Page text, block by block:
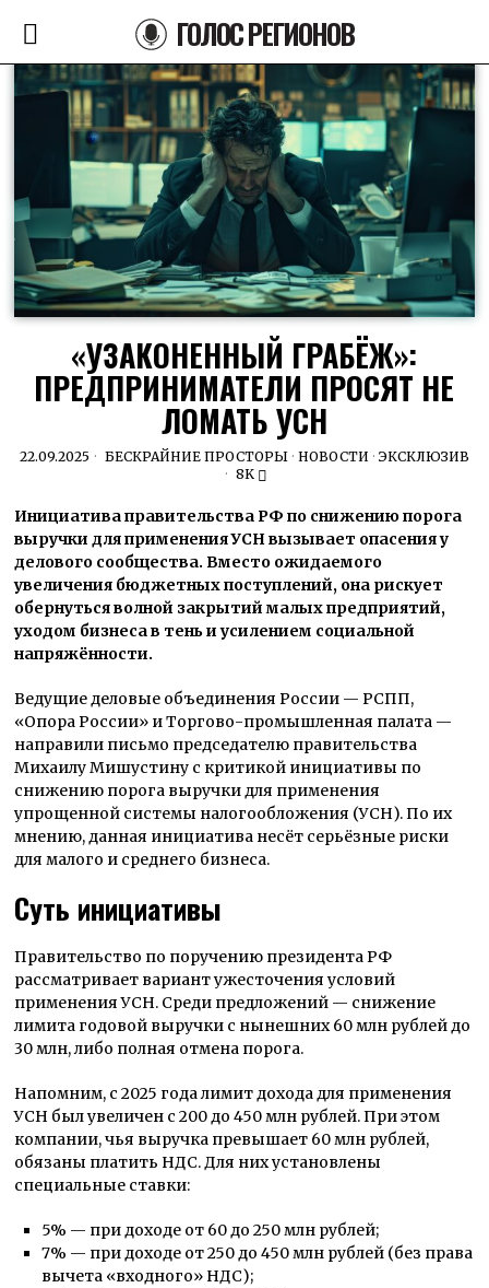
ГОЛОС РЕГИОНОВ
«УЗАКОНЕННЫЙ ГРАБЁЖ»:
ПРЕДПРИНИМАТЕЛИ ПРОСЯТ НЕ
ЛОМАТЬ УСН
22.09.2025 БЕСКРАЙНИЕ ПРОСТОРЫ · НОВОСТИ · ЭКСКЛЮЗИВ
8K
Инициатива правительства РФ по снижению порога
выручки для применения УСН вызывает опасения у
делового сообщества. Вместо ожидаемого
увеличения бюджетных поступлений, она рискует
обернуться волной закрытий малых предприятий,
уходом бизнеса в тень и усилением социальной
напряжённости.
Ведущие деловые объединения России — РСПП,
«Опора России» и Торгово-промышленная палата —
направили письмо председателю правительства
Михаилу Мишустину с критикой инициативы по
снижению порога выручки для применения
упрощенной системы налогообложения (УСН). По их
мнению, данная инициатива несёт серьёзные риски
для малого и среднего бизнеса.
Суть инициативы
Правительство по поручению президента РФ
рассматривает вариант ужесточения условий
применения УСН. Среди предложений — снижение
лимита годовой выручки с нынешних 60 млн рублей до
30 млн, либо полная отмена порога.
Напомним, с 2025 года лимит дохода для применения
УСН был увеличен с 200 до 450 млн рублей. При этом
компании, чья выручка превышает 60 млн рублей,
обязаны платить НДС. Для них установлены
специальные ставки:
5% — при доходе от 60 до 250 млн рублей;
7% — при доходе от 250 до 450 млн рублей (без права
вычета «входного» НДС);